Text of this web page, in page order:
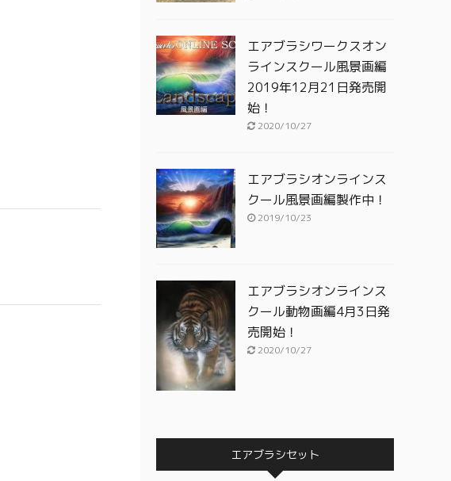
エアブラシワークスオン
ラインスクール風景画編
2019年12月21日発売開
始！
2020/10/27
エアブラシオンラインス
クール風景画編製作中！
2019/10/23
エアブラシオンラインス
クール動物画編4月3日発
売開始！
2020/10/27
エアブラシセット